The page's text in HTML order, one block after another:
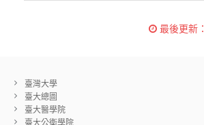
最後更新：
臺灣大學
臺大總圖
臺大醫學院
臺大公衛學院